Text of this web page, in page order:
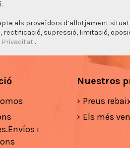
als proveïdors d’allotjament
rectificació, supressió, limitació,
Privacitat .
i
Nuestros
Preus
Els més